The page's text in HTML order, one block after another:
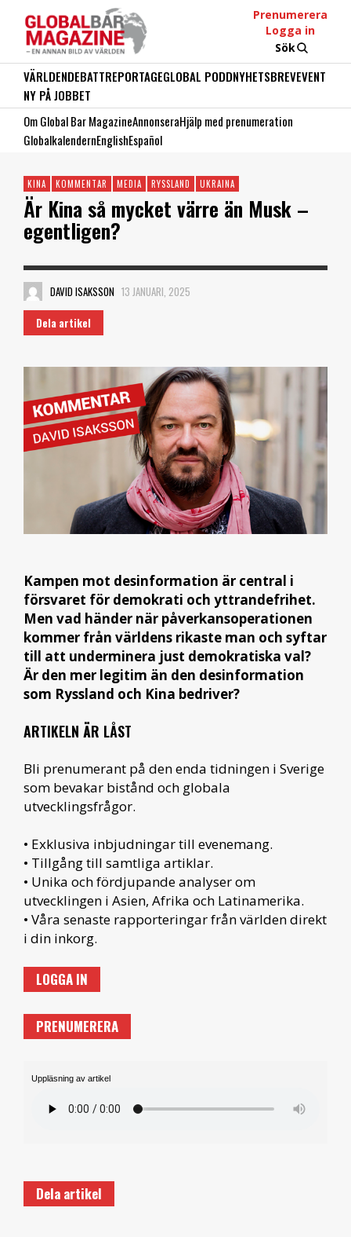
Prenumerera
Logga in
Sök
VÄRLDENDEBATTREPORTAGEGLOBAL PODDNYHETSBREVEVENT
NY PÅ JOBBET
Om Global Bar MagazineAnnonseraHjälp med prenumeration
GlobalkalendernEnglishEspañol
KINA KOMMENTAR MEDIA RYSSLAND UKRAINA
Är Kina så mycket värre än Musk –
egentligen?
DAVID ISAKSSON 13 JANUARI, 2025
Dela artikel
Kampen mot desinformation är central i
försvaret för demokrati och yttrandefrihet.
Men vad händer när påverkansoperationen
kommer från världens rikaste man och syftar
till att underminera just demokratiska val?
Är den mer legitim än den desinformation
som Ryssland och Kina bedriver?
ARTIKELN ÄR LÅST
Bli prenumerant på den enda tidningen i Sverige
som bevakar bistånd och globala
utvecklingsfrågor.
• Exklusiva inbjudningar till evenemang.
• Tillgång till samtliga artiklar.
• Unika och fördjupande analyser om
utvecklingen i Asien, Afrika och Latinamerika.
• Våra senaste rapporteringar från världen direkt
i din inkorg.
LOGGA IN
PRENUMERERA
Uppläsning av artikel
Dela artikel